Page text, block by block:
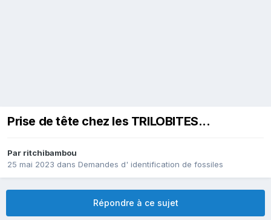
Prise de tête chez les TRILOBITES...
Par ritchibambou
25 mai 2023 dans Demandes d' identification de fossiles
Répondre à ce sujet